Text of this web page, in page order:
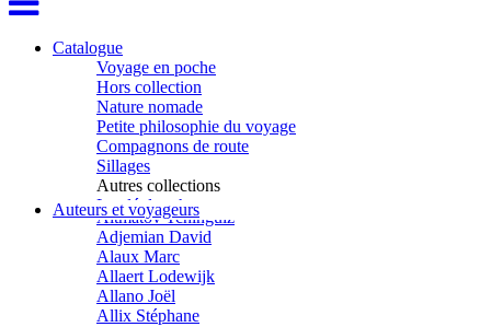
Catalogue
Voyage en poche
Hors collection
Nature nomade
Petite philosophie du voyage
Compagnons de route
Sillages
Autres collections
La clé des champs
Chemins d’étoiles
Visions
Auteurs et voyageurs
Aïtmatov Tchinguiz
Adjemian David
Alaux Marc
Allaert Lodewijk
Allano Joël
Allix Stéphane